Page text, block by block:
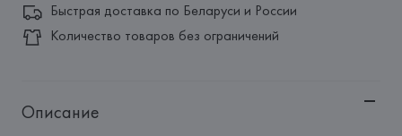
Быстрая доставка по Беларуси и России
Количество товаров без ограничений
Описание